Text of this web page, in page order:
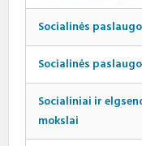
Socialinės
Socialinės
Socialiniai ir
mokslai